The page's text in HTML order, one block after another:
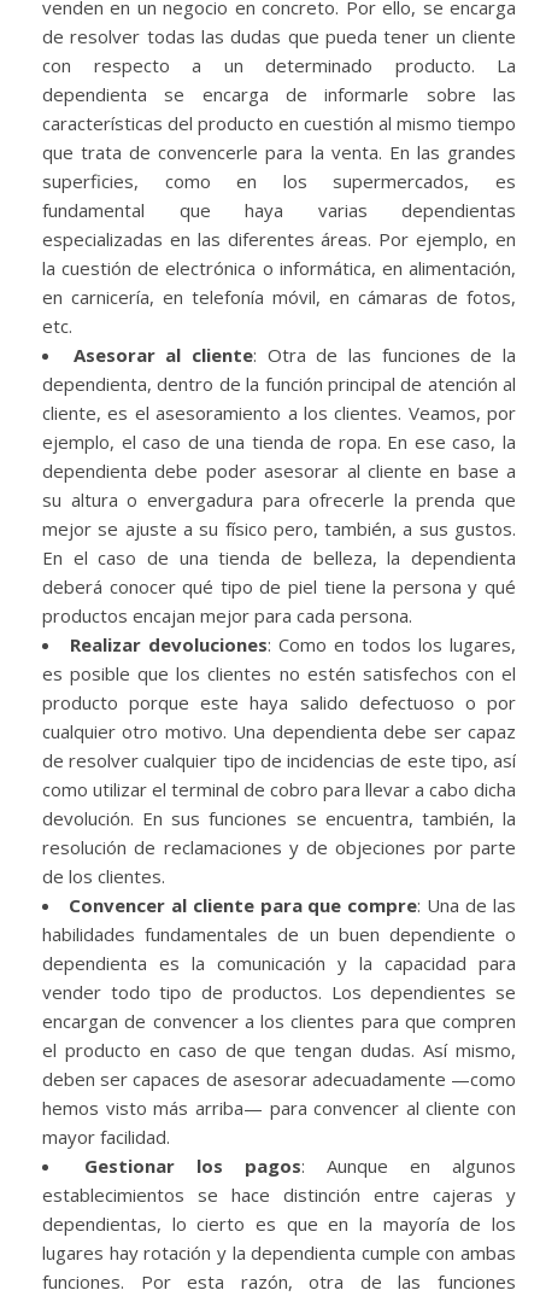
venden en un negocio en concreto. Por ello, se encarga
de resolver todas las dudas que pueda tener un cliente
con respecto a un determinado producto. La
dependienta se encarga de informarle sobre las
características del producto en cuestión al mismo tiempo
que trata de convencerle para la venta. En las grandes
superficies, como en los supermercados, es
fundamental que haya varias dependientas
especializadas en las diferentes áreas. Por ejemplo, en
la cuestión de electrónica o informática, en alimentación,
en carnicería, en telefonía móvil, en cámaras de fotos,
etc.
Asesorar al cliente: Otra de las funciones de la
dependienta, dentro de la función principal de atención al
cliente, es el asesoramiento a los clientes. Veamos, por
ejemplo, el caso de una tienda de ropa. En ese caso, la
dependienta debe poder asesorar al cliente en base a
su altura o envergadura para ofrecerle la prenda que
mejor se ajuste a su físico pero, también, a sus gustos.
En el caso de una tienda de belleza, la dependienta
deberá conocer qué tipo de piel tiene la persona y qué
productos encajan mejor para cada persona.
Realizar devoluciones: Como en todos los lugares,
es posible que los clientes no estén satisfechos con el
producto porque este haya salido defectuoso o por
cualquier otro motivo. Una dependienta debe ser capaz
de resolver cualquier tipo de incidencias de este tipo, así
como utilizar el terminal de cobro para llevar a cabo dicha
devolución. En sus funciones se encuentra, también, la
resolución de reclamaciones y de objeciones por parte
de los clientes.
Convencer al cliente para que compre: Una de las
habilidades fundamentales de un buen dependiente o
dependienta es la comunicación y la capacidad para
vender todo tipo de productos. Los dependientes se
encargan de convencer a los clientes para que compren
el producto en caso de que tengan dudas. Así mismo,
deben ser capaces de asesorar adecuadamente —como
hemos visto más arriba— para convencer al cliente con
mayor facilidad.
Gestionar los pagos: Aunque en algunos
establecimientos se hace distinción entre cajeras y
dependientas, lo cierto es que en la mayoría de los
lugares hay rotación y la dependienta cumple con ambas
funciones. Por esta razón, otra de las funciones